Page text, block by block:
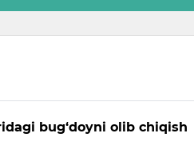
bug‘doyni olib chiqish